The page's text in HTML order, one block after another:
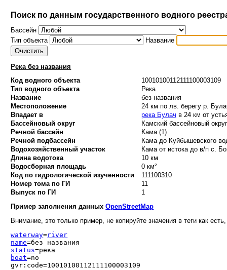
Поиск по данным государственного водного
Бассейн
Тип объекта
Название
Река без названия
Код водного объекта
10010100112111100003109
Тип водного объекта
Река
Название
без названия
Местоположение
24 км по лв. берегу р.
Впадает в
река Булач в 24 км от
Бассейновый округ
Камский бассейновый
Речной бассейн
Кама (1)
Речной подбассейн
Кама до Куйбышевского
Водохозяйственный участок
Кама от истока до в/п с.
Длина водотока
10 км
Водосборная площадь
0 км²
Код по гидрологической изученности
111100310
Номер тома по ГИ
11
Выпуск по ГИ
1
Пример заполнения данныхOpenStreetMap
Внимание, это только пример, не копируйте значения в теги как
waterway=river
name=без названия
status=река
boat=no
gvr:code=10010100112111100003109